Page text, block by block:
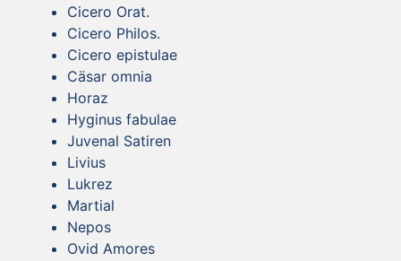
Cicero Orat.
Cicero Philos.
Cicero epistulae
Cäsar omnia
Horaz
Hyginus fabulae
Juvenal Satiren
Livius
Lukrez
Martial
Nepos
Ovid Amores